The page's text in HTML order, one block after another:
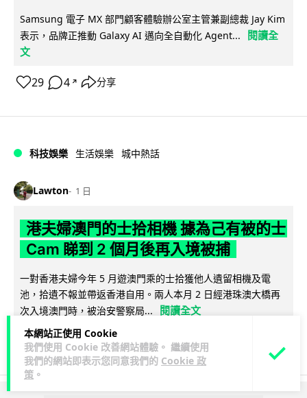
本網站正使用 Cookie
我們使用 Cookie 改善網站體驗。 繼續使用
我們的網站即表示您同意我們的 Cookie 政
策 。
Samsung 電子 MX 部門顧客體驗辦公室主管兼副總裁 Jay Kim
表示，品牌正推動 Galaxy AI 邁向全自動化 Agent...
閱讀全
文
29 4 ↗ 分享
科技娛樂 生活娛樂 城中熱話
Lawton 1 日
港夫婦澳門的士拾相機 據為己有被的士
Cam 睇到 2 個月後再入境被捕
一對香港夫婦今年 5 月遊澳門乘的士拾獲他人遺留相機及電
池，拾遺不報並帶返香港自用。兩人本月 2 日經港珠澳大橋再
次入境澳門時，被治安警察局...
閱讀全文
548 75 分享